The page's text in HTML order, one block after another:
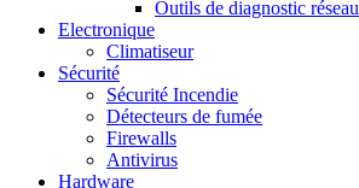
Outils de diagnostic réseau
Electronique
Climatiseur
Sécurité
Sécurité Incendie
Détecteurs de fumée
Firewalls
Antivirus
Hardware